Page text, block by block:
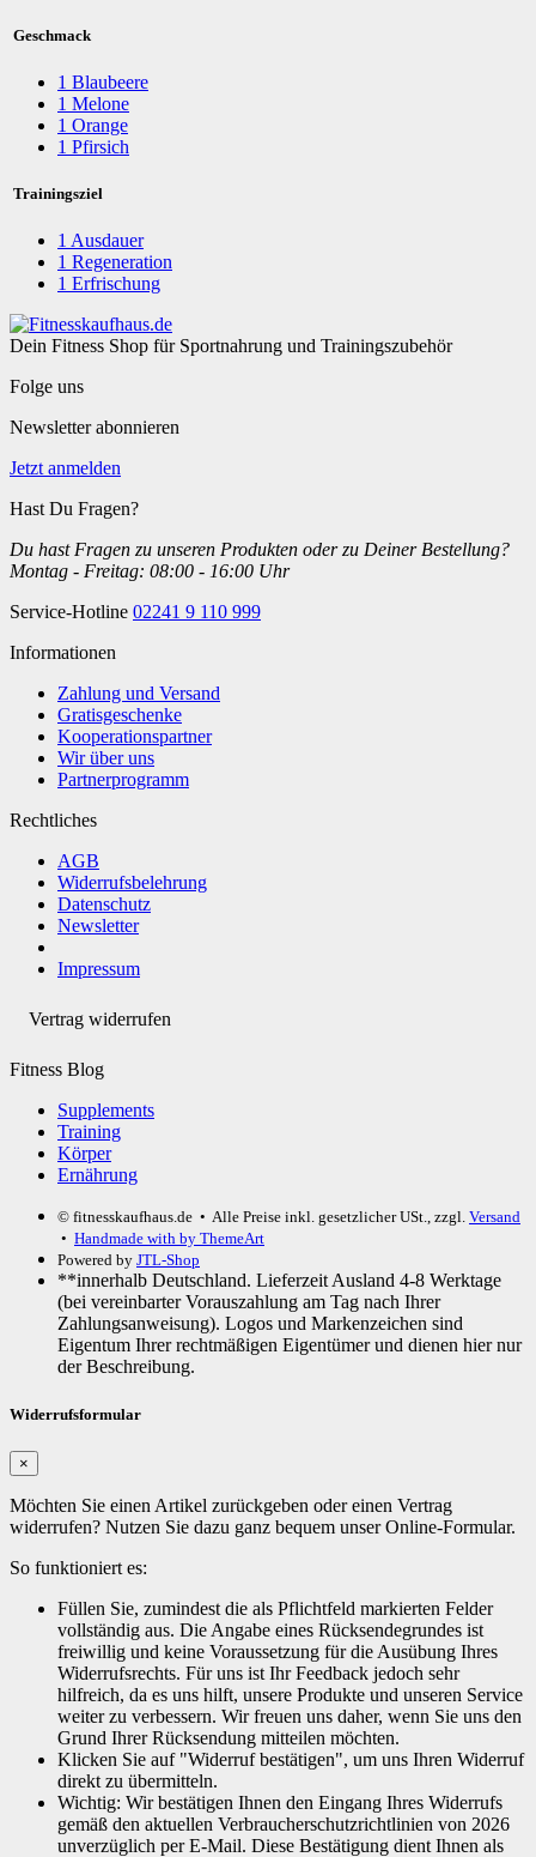
Geschmack
1 Blaubeere
1 Melone
1 Orange
1 Pfirsich
Trainingsziel
1 Ausdauer
1 Regeneration
1 Erfrischung
Dein Fitness Shop für Sportnahrung und Trainingszubehör
Folge uns
Newsletter abonnieren
Jetzt anmelden
Hast Du Fragen?
Du hast Fragen zu unseren Produkten oder zu Deiner Bestellung?
Montag - Freitag: 08:00 - 16:00 Uhr
Service-Hotline 02241 9 110 999
Informationen
Zahlung und Versand
Gratisgeschenke
Kooperationspartner
Wir über uns
Partnerprogramm
Rechtliches
AGB
Widerrufsbelehrung
Datenschutz
Newsletter
Impressum
Vertrag widerrufen
Fitness Blog
Supplements
Training
Körper
Ernährung
© fitnesskaufhaus.de • Alle Preise inkl. gesetzlicher USt., zzgl. Versand
• Handmade with by ThemeArt
Powered by JTL-Shop
**innerhalb Deutschland. Lieferzeit Ausland 4-8 Werktage
(bei vereinbarter Vorauszahlung am Tag nach Ihrer
Zahlungsanweisung). Logos und Markenzeichen sind
Eigentum Ihrer rechtmäßigen Eigentümer und dienen hier nur
der Beschreibung.
Widerrufsformular
×
Möchten Sie einen Artikel zurückgeben oder einen Vertrag
widerrufen? Nutzen Sie dazu ganz bequem unser Online-Formular.
So funktioniert es:
Füllen Sie, zumindest die als Pflichtfeld markierten Felder
vollständig aus. Die Angabe eines Rücksendegrundes ist
freiwillig und keine Voraussetzung für die Ausübung Ihres
Widerrufsrechts. Für uns ist Ihr Feedback jedoch sehr
hilfreich, da es uns hilft, unsere Produkte und unseren Service
weiter zu verbessern. Wir freuen uns daher, wenn Sie uns den
Grund Ihrer Rücksendung mitteilen möchten.
Klicken Sie auf "Widerruf bestätigen", um uns Ihren Widerruf
direkt zu übermitteln.
Wichtig: Wir bestätigen Ihnen den Eingang Ihres Widerrufs
gemäß den aktuellen Verbraucherschutzrichtlinien von 2026
unverzüglich per E-Mail. Diese Bestätigung dient Ihnen als